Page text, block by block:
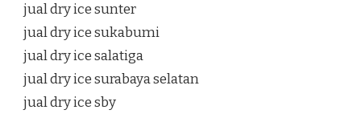
jual dry ice sunter
jual dry ice sukabumi
jual dry ice salatiga
jual dry ice surabaya selatan
jual dry ice sby